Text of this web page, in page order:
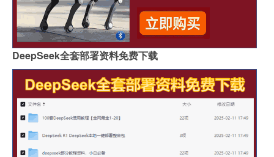
DeepSeek全套部署资料免费下载